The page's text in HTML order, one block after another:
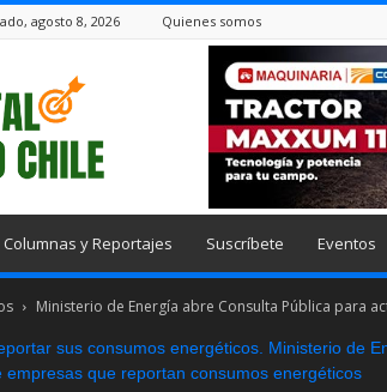
agosto 8, 2026 Quienes somos
Columnas y Reportajes Suscríbete Eventos
Ministerio de Energía abre Consulta Pública para